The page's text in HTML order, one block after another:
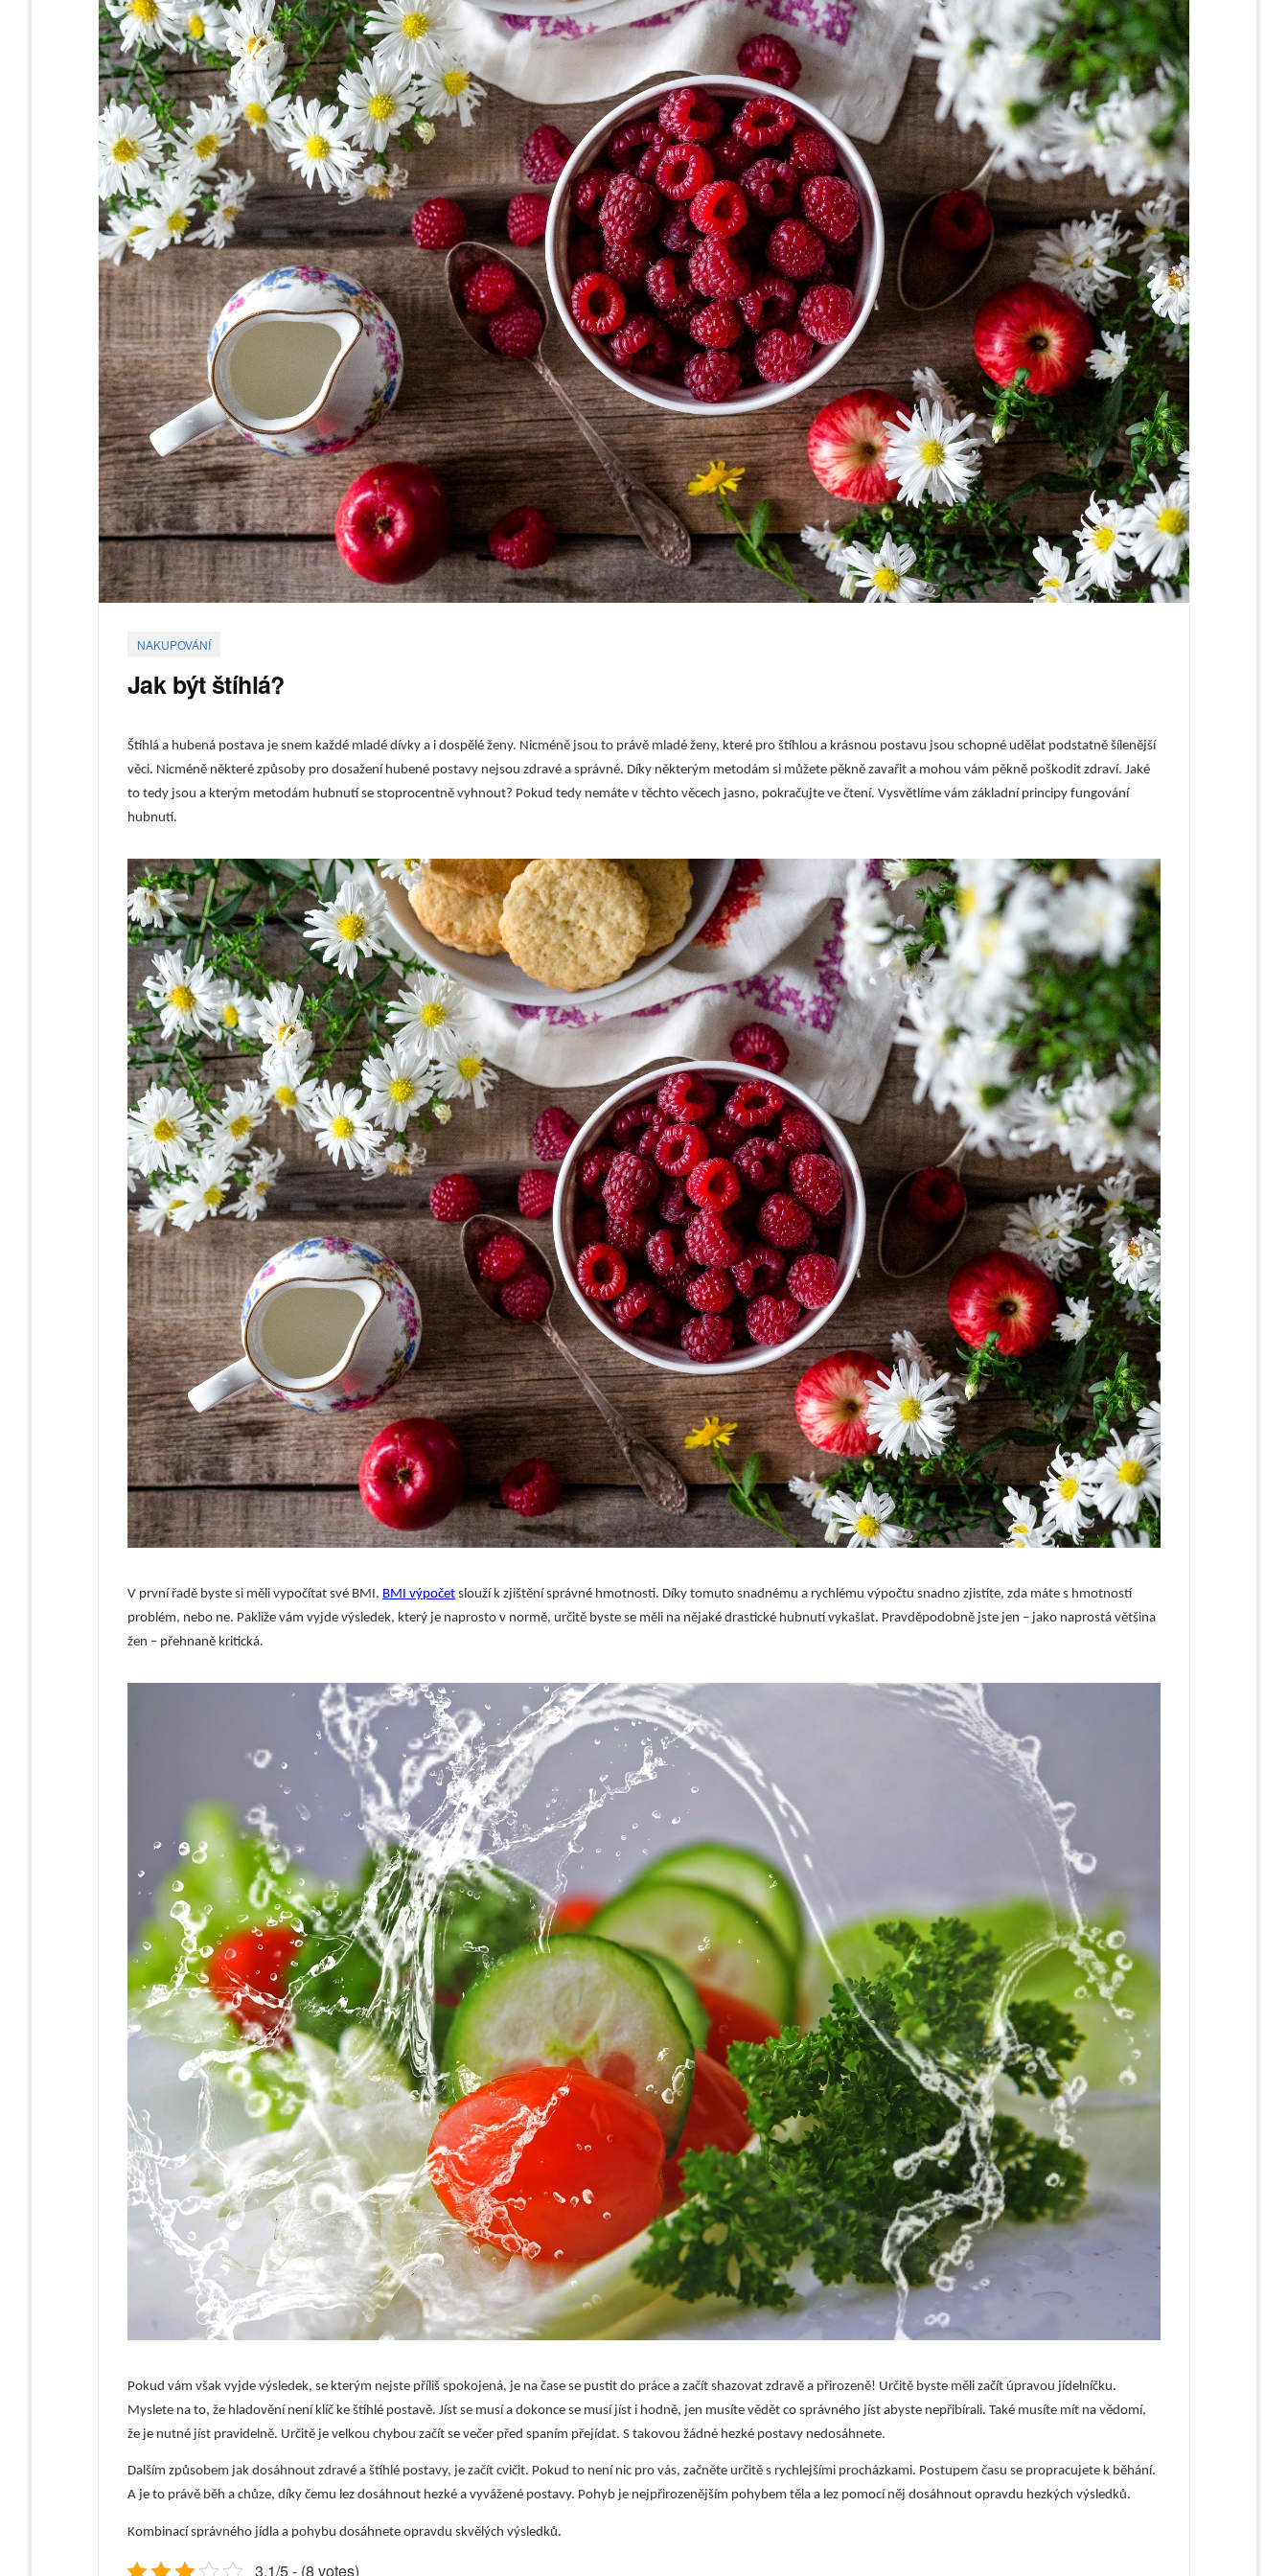
NAKUPOVÁNÍ
Jak být štíhlá?
Štíhlá a hubená postava je snem každé mladé dívky a i dospělé ženy. Nicméně jsou to právě mladé ženy, které pro štíhlou a krásnou postavu jsou schopné udělat podstatně šílenější
věci. Nicméně některé způsoby pro dosažení hubené postavy nejsou zdravé a správné. Díky některým metodám si můžete pěkně zavařit a mohou vám pěkně poškodit zdraví. Jaké
to tedy jsou a kterým metodám hubnutí se stoprocentně vyhnout? Pokud tedy nemáte v těchto věcech jasno, pokračujte ve čtení. Vysvětlíme vám základní principy fungování
hubnutí.
V první řadě byste si měli vypočítat své BMI. BMI výpočet slouží k zjištění správné hmotnosti. Díky tomuto snadnému a rychlému výpočtu snadno zjistíte, zda máte s hmotností
problém, nebo ne. Pakliže vám vyjde výsledek, který je naprosto v normě, určitě byste se měli na nějaké drastické hubnutí vykašlat. Pravděpodobně jste jen – jako naprostá většina
žen – přehnaně kritická.
Pokud vám však vyjde výsledek, se kterým nejste příliš spokojená, je na čase se pustit do práce a začít shazovat zdravě a přirozeně! Určitě byste měli začít úpravou jídelníčku.
Myslete na to, že hladovění není klíč ke štíhlé postavě. Jíst se musí a dokonce se musí jíst i hodně, jen musíte vědět co správného jíst abyste nepřibírali. Také musíte mít na vědomí,
že je nutné jíst pravidelně. Určitě je velkou chybou začít se večer před spaním přejídat. S takovou žádné hezké postavy nedosáhnete.
Dalším způsobem jak dosáhnout zdravé a štíhlé postavy, je začít cvičit. Pokud to není nic pro vás, začněte určitě s rychlejšími procházkami. Postupem času se propracujete k běhání.
A je to právě běh a chůze, díky čemu lez dosáhnout hezké a vyvážené postavy. Pohyb je nejpřirozenějším pohybem těla a lez pomocí něj dosáhnout opravdu hezkých výsledků.
Kombinací správného jídla a pohybu dosáhnete opravdu skvělých výsledků.
3.1/5 - (8 votes)